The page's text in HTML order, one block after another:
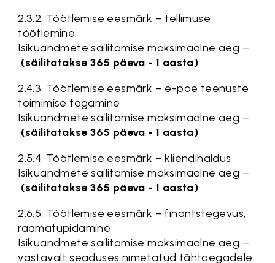
2.3.2. Töötlemise eesmärk – tellimuse
töötlemine
Isikuandmete säilitamise maksimaalne aeg –
(säilitatakse 365 päeva - 1 aasta)
2.4.3. Töötlemise eesmärk – e-poe teenuste
toimimise tagamine
Isikuandmete säilitamise maksimaalne aeg –
(säilitatakse 365 päeva - 1 aasta)
2.5.4. Töötlemise eesmärk – kliendihaldus
Isikuandmete säilitamise maksimaalne aeg –
(säilitatakse 365 päeva - 1 aasta)
2.6.5. Töötlemise eesmärk – finantstegevus,
raamatupidamine
Isikuandmete säilitamise maksimaalne aeg –
vastavalt seaduses nimetatud tähtaegadele